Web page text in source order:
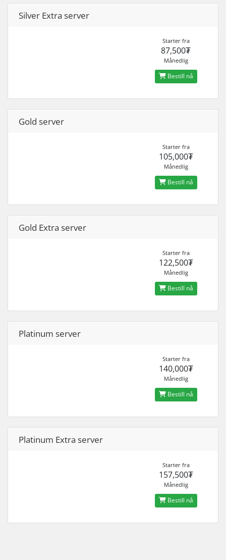
Silver Extra server
Starter fra
87,500₮
Månedlig
Bestill nå
Gold server
Starter fra
105,000₮
Månedlig
Bestill nå
Gold Extra server
Starter fra
122,500₮
Månedlig
Bestill nå
Platinum server
Starter fra
140,000₮
Månedlig
Bestill nå
Platinum Extra server
Starter fra
157,500₮
Månedlig
Bestill nå